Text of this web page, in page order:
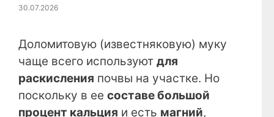
30.07.2026
Доломитовую (известняковую) муку
чаще всего используют для
раскисления почвы на участке. Но
поскольку в ее составе большой
процент кальция и есть магний,